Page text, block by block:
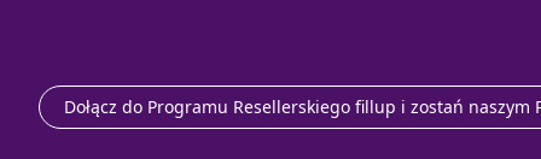
Dołącz do Programu Resellerskiego fillup i zostań naszym